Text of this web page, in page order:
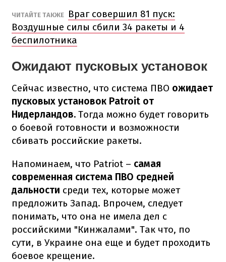
ЧИТАЙТЕ ТАКЖЕ
Враг совершил 81 пуск:
Воздушные силы сбили 34 ракеты и 4
беспилотника
Ожидают пусковых установок
Сейчас известно, что система ПВО ожидает
пусковых установок Patroit от
Нидерландов. Тогда можно будет говорить
о боевой готовности и возможности
сбивать российские ракеты.
Напоминаем, что Patriot – самая
современная система ПВО средней
дальности среди тех, которые может
предложить Запад. Впрочем, следует
понимать, что она не имела дел с
российскими "Кинжалами". Так что, по
сути, в Украине она еще и будет проходить
боевое крещение.